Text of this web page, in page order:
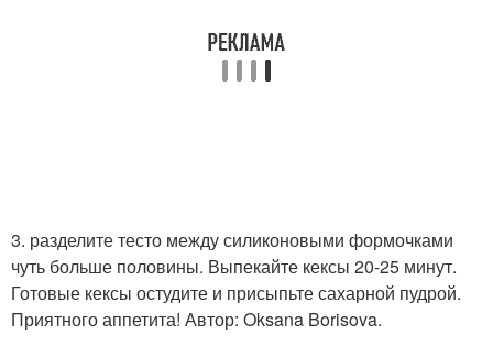
3. разделите тесто между силиконовыми формочками
чуть больше половины. Выпекайте кексы 20-25 минут.
Готовые кексы остудите и присыпьте сахарной пудрой.
Приятного аппетита! Автор: Oksana Borisova.